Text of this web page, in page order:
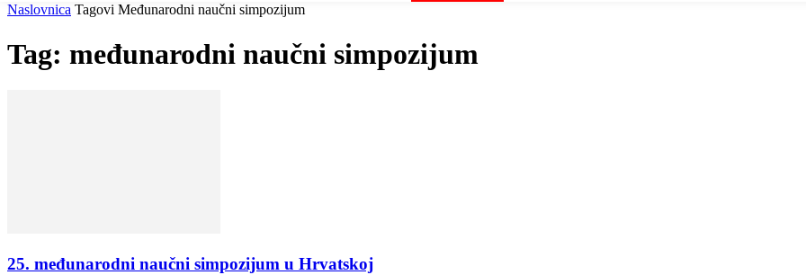
Naslovnica Tagovi Međunarodni naučni simpozijum
Tag: međunarodni naučni simpozijum
25. međunarodni naučni simpozijum u Hrvatskoj